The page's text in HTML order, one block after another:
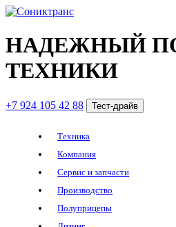
НАДЕЖНЫЙ
ТЕХНИКИ
+7 924 105 42 88 Тест-драйв
Техника
Компания
Сервис и запчасти
Производство
Полуприцепы